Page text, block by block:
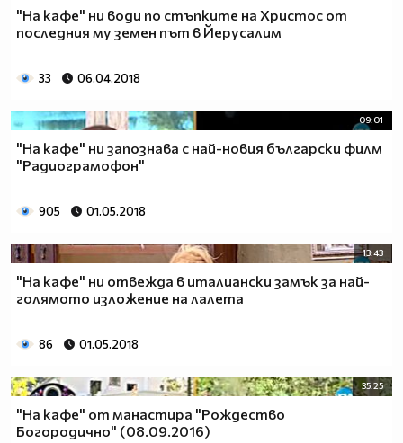
"На кафе" ни води по стъпките на Христос от
последния му земен път в Йерусалим
33 06.04.2018
09:01
"На кафе" ни запознава с най-новия български филм
"Радиограмофон"
905 01.05.2018
13:43
"На кафе" ни отвежда в италиански замък за най-
голямото изложение на лалета
86 01.05.2018
35:25
"На кафе" от манастира "Рождество
Богородично" (08.09.2016)